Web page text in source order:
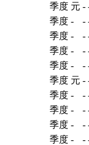
季度 元 -
季度 - -
季度 - -
季度 - -
季度 - -
季度 元 -
季度 - -
季度 - -
季度 - -
季度 - -